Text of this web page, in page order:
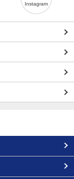
Instagram